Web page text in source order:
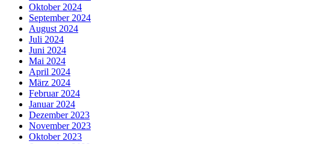
Oktober 2024
September 2024
August 2024
Juli 2024
Juni 2024
Mai 2024
April 2024
März 2024
Februar 2024
Januar 2024
Dezember 2023
November 2023
Oktober 2023